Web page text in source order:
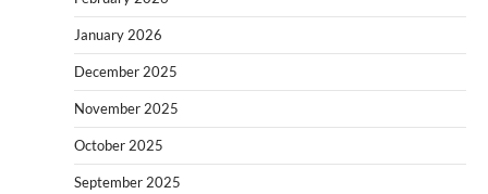
January 2026
December 2025
November 2025
October 2025
September 2025